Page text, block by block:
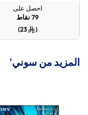
احصل على
79 نقاط
(
23
)
المزيد من سوني'